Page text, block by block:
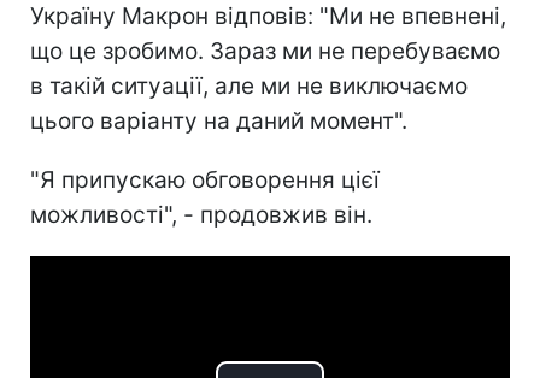
Україну Макрон відповів: "Ми не впевнені,
що це зробимо. Зараз ми не перебуваємо
в такій ситуації, але ми не виключаємо
цього варіанту на даний момент".
"Я припускаю обговорення цієї
можливості", - продовжив він.